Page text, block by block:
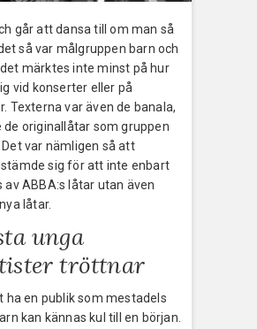
går att dansa till om man så
så var målgruppen barn och
märktes inte minst på hur
vid konserter eller på
Texterna var även de banala,
originallåtar som gruppen
var nämligen så att
sig för att inte enbart
av ABBA:s låtar utan även
låtar.
unga
tröttnar
ha en publik som mestadels
kan kännas kul till en början.